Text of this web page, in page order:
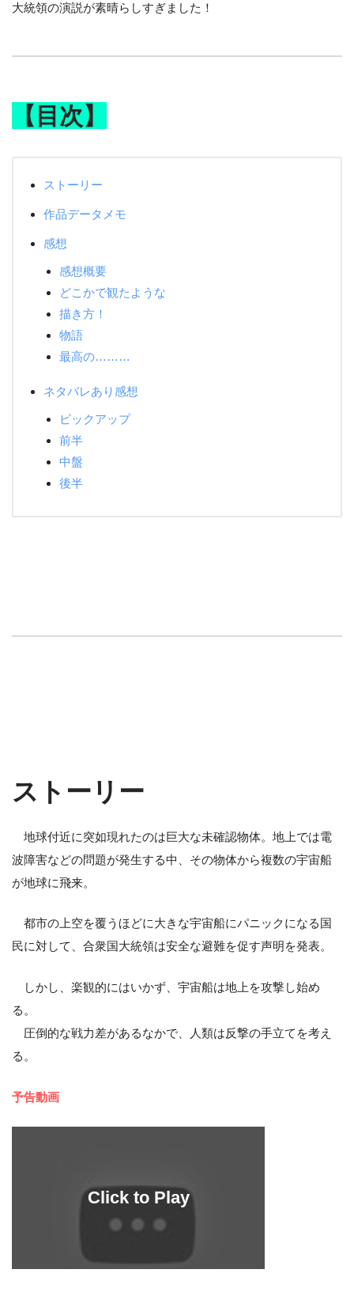
大統領の演説が素晴らしすぎました！
【目次】
ストーリー
作品データメモ
感想
感想概要
どこかで観たような
描き方！
物語
最高の………
ネタバレあり感想
ピックアップ
前半
中盤
後半
ストーリー
地球付近に突如現れたのは巨大な未確認物体。地上では電
波障害などの問題が発生する中、その物体から複数の宇宙船
が地球に飛来。
都市の上空を覆うほどに大きな宇宙船にパニックになる国
民に対して、合衆国大統領は安全な避難を促す声明を発表。
しかし、楽観的にはいかず、宇宙船は地上を攻撃し始め
る。
圧倒的な戦力差があるなかで、人類は反撃の手立てを考え
る。
予告動画